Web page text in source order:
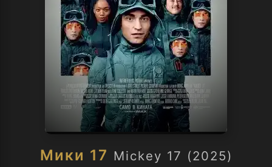
Мики 17 Mickey 17 (2025)